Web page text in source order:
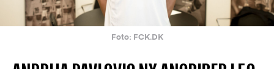
Foto: FCK.DK